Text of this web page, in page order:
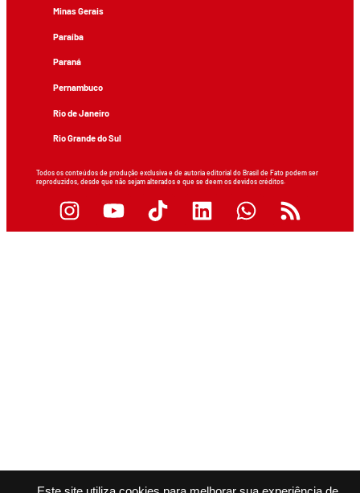
Minas Gerais
Paraíba
Paraná
Pernambuco
Rio de Janeiro
Rio Grande do Sul
Todos os conteúdos de produção exclusiva e de autoria editorial do Brasil de Fato podem ser
reproduzidos, desde que não sejam alterados e que se deem os devidos créditos.